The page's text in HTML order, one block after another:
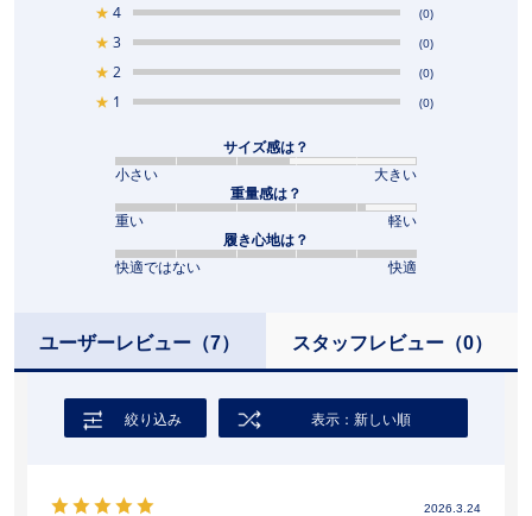
★ 4 (0)
★ 3 (0)
★ 2 (0)
★ 1 (0)
サイズ感は？
小さい
大きい
重量感は？
重い
軽い
履き心地は？
快適ではない
快適
ユーザーレビュー （7） スタッフレビュー（0）
絞り込み 表示：新しい順
2026.3.24